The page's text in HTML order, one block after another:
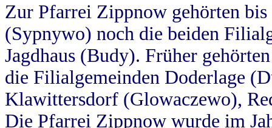
Zur Pfarrei Zippnow gehörten
(Sypnywo) noch die beiden
Jagdhaus (Budy). Früher
die Filialgemeinden Doderlage
Klawittersdorf (Glowaczewo),
Die Pfarrei Zippnow wurde im